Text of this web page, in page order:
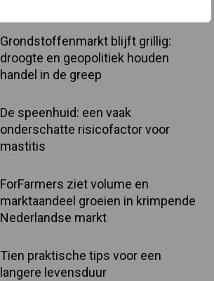
Grondstoffenmarkt blijft grillig:
droogte en geopolitiek houden
handel in de greep
De speenhuid: een vaak
onderschatte risicofactor voor
mastitis
ForFarmers ziet volume en
marktaandeel groeien in krimpende
Nederlandse markt
Tien praktische tips voor een
langere levensduur